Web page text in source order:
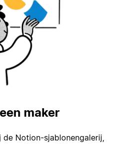
maker
de Notion-sjablonengalerij,